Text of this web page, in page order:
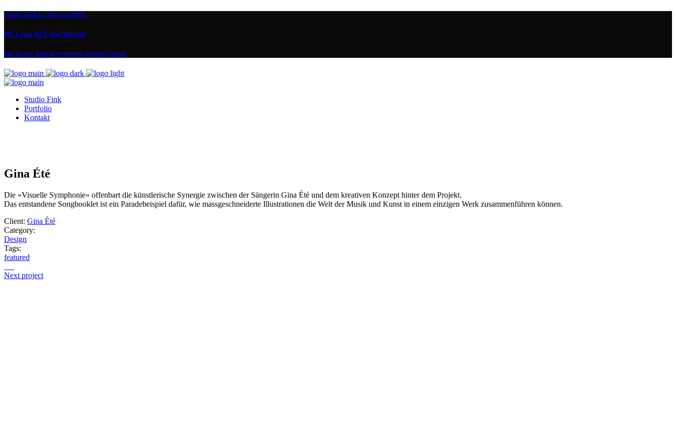
Studio Fink ist Teil von MUT.
MUT mut MUT mut Mut mut
Das ist der Anfang von etwas richtig Gutem.
Studio Fink
Portfolio
Kontakt
Gina Été
Die «Visuelle Symphonie» offenbart die künstlerische Synergie zwischen der Sängerin Gina Été und dem kreativen Konzept hinter dem Projekt.
Das entstandene Songbooklet ist ein Paradebeispiel dafür, wie massgeschneiderte Illustrationen die Welt der Musik und Kunst in einem einzigen Werk zusammenführen können.
Client: Gina Été
Category:
Design
Tags:
featured
Next project